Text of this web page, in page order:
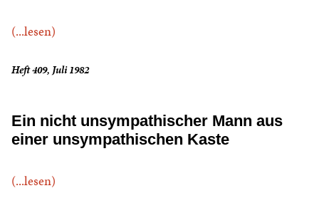
(...lesen)
Heft 409, Juli 1982
Ein nicht unsympathischer Mann aus
einer unsympathischen Kaste
(...lesen)